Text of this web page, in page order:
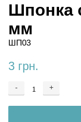
Шпонка
мм
ШП03
3 грн.
- +